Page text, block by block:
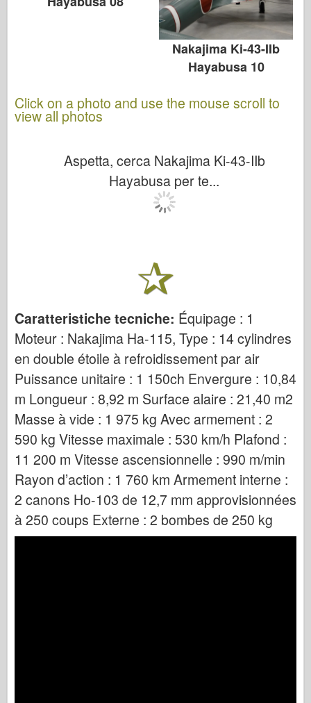
Nakajima Ki-43-IIb
Hayabusa 10
Click on a photo and use the mouse scroll to
view all photos
Aspetta, cerca Nakajima Ki-43-IIb
Hayabusa per te...
Caratteristiche tecniche: Équipage : 1
Moteur : Nakajima Ha-115, Type : 14 cylindres
en double étoile à refroidissement par air
Puissance unitaire : 1 150ch Envergure : 10,84
m Longueur : 8,92 m Surface alaire : 21,40 m2
Masse à vide : 1 975 kg Avec armement : 2
590 kg Vitesse maximale : 530 km/h Plafond :
11 200 m Vitesse ascensionnelle : 990 m/min
Rayon d’action : 1 760 km Armement interne :
2 canons Ho-103 de 12,7 mm approvisionnées
à 250 coups Externe : 2 bombes de 250 kg